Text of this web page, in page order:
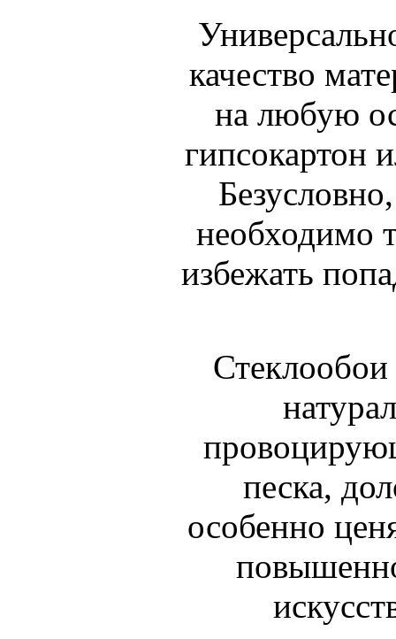
качество
на любую
гипсокартон
необходимо
избежать
песка,
особенно